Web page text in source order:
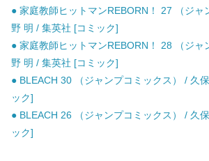
● 家庭教師ヒットマンREBORN！ 27 （ジャ
野 明 / 集英社 [コミック]
● 家庭教師ヒットマンREBORN！ 28 （ジャ
野 明 / 集英社 [コミック]
● BLEACH 30 （ジャンプコミックス） / 久
ック]
● BLEACH 26 （ジャンプコミックス） / 久
ック]